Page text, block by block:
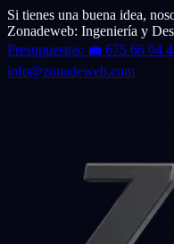
Si tienes una buena idea,
Zonadeweb: Ingeniería y
Presupuestos: 💼 675 66 04
info@zonadeweb.com